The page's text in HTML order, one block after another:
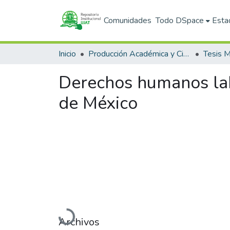
Comunidades Todo DSpace
Inicio Producción Académica y Científica Tesis
Derechos humanos
de México
Cargando...
Archivos